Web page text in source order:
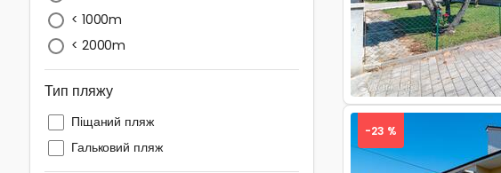
< 1000m
< 2000m
Тип пляжу
Піщаний пляж
Гальковий пляж
-23 %